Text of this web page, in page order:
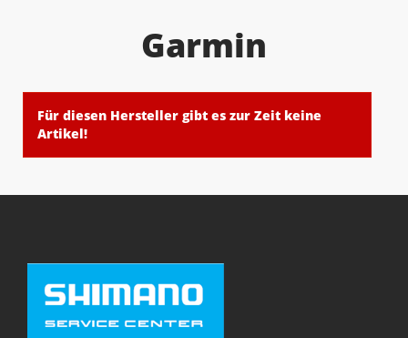
Garmin
Für diesen Hersteller gibt es zur Zeit keine
Artikel!